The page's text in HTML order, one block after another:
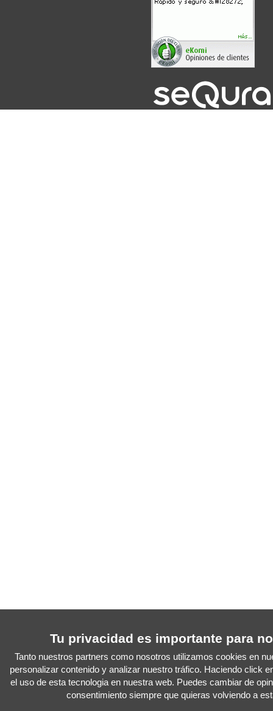
Tu privacidad es importante para
Tanto nuestros partners como nosotros utilizamos cookies en
personalizar contenido y analizar nuestro tráfico. Haciendo click
el uso de esta tecnologia en nuestra web. Puedes cambiar de
consentimiento siempre que quieras volviendo a